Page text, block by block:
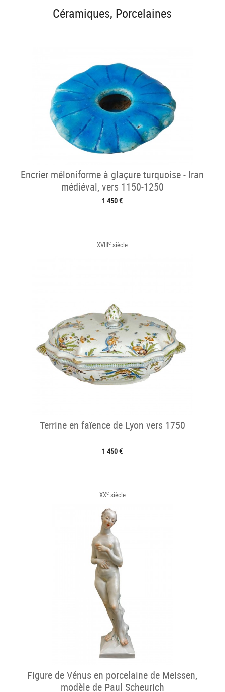
Céramiques, Porcelaines
Encrier méloniforme à glaçure turquoise - Iran
médiéval, vers 1150-1250
1 450 €
XVIIIe siècle
Terrine en faïence de Lyon vers 1750
1 450 €
XXesiècle
Figure de Vénus en porcelaine de Meissen,
modèle de Paul Scheurich